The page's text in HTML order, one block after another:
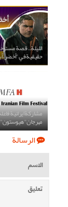
الليلة.. قصة
حقيقية في "أخضر،
مشاركة ايرانية
مهرجان "هيوستون"
الرسالة